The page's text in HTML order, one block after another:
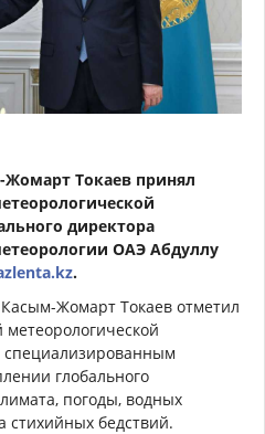
Жомарт Токаев принял
директора
ОАЭ Абдуллу
.
Жомарт Токаев отметил
глобального
погоды, водных
стихийных бедствий.